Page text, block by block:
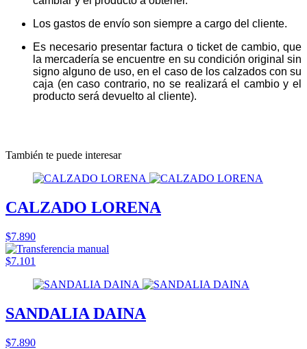
Los gastos de envío son siempre a cargo del cliente.
Es necesario presentar factura o ticket de cambio, que
la mercadería se encuentre en su condición original sin
signo alguno de uso, en el caso de los calzados con su
caja (en caso contrario, no se realizará el cambio y el
producto será devuelto al cliente).
También te puede interesar
CALZADO LORENA
$7.890
$7.101
SANDALIA DAINA
$7.890